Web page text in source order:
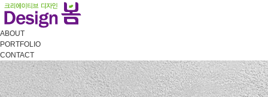
ABOUT
PORTFOLIO
CONTACT